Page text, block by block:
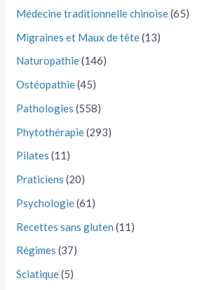
Médecine traditionnelle chinoise(65)
Migraines et Maux de tête(13)
Naturopathie(146)
Ostéopathie(45)
Pathologies (558)
Phytothérapie(293)
Pilates (11)
Praticiens (20)
Psychologie(61)
Recettes sans gluten (11)
Régimes (37)
Sciatique(5)